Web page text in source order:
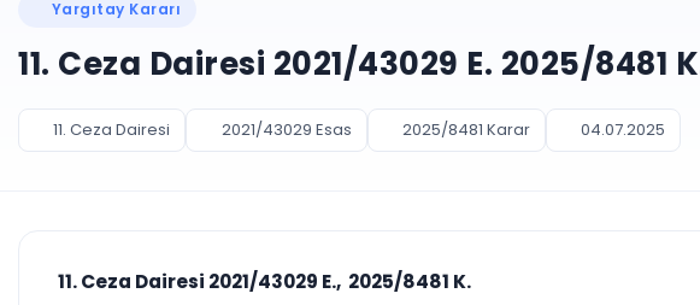
Yargıtay Kararı
11. Ceza Dairesi 2021/43029 E. 2025/8481
11. Ceza Dairesi 2021/43029 Esas 2025/8481 Karar 04.07.2025
11. Ceza Dairesi 2021/43029 E., 2025/8481 K.